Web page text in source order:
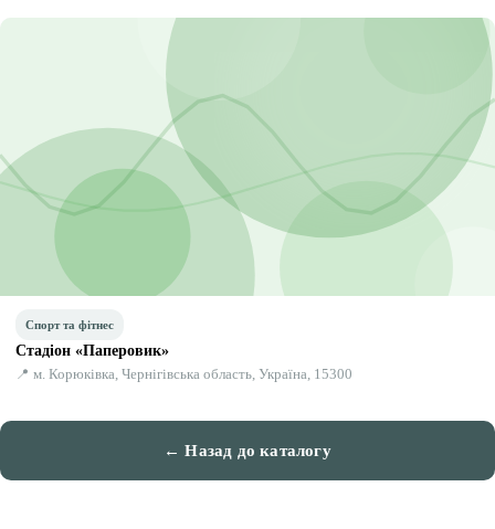
Спорт та фітнес
Стадіон «Паперовик»
📍 м. Корюківка, Чернігівська область, Україна, 15300
← Назад до каталогу